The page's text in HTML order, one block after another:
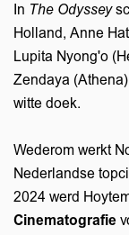
In The Odyssey
Holland, Anne
Lupita Nyong'o
Zendaya
witte doek.
Wederom werkt
Nederlandse
2024 werd
Cinematografie